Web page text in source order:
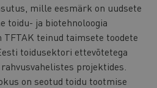
mille eesmärk on uudsete
toidu- ja biotehnoloogia
teinud taimsete toodete
toidusektori ettevõtetega
projektides.
on seotud toidu tootmise